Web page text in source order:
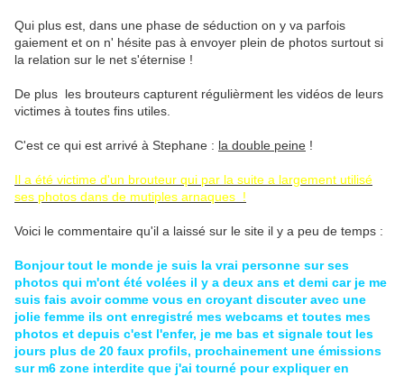
Qui plus est, dans une phase de séduction on y va parfois
gaiement et on n' hésite pas à envoyer plein de photos surtout si
la relation sur le net s'éternise !
De plus les brouteurs capturent régulièrment les vidéos de leurs
victimes à toutes fins utiles.
C'est ce qui est arrivé à Stephane : la double peine !
Il a été victime d'un brouteur qui par la suite a largement utilisé
ses photos dans de mutiples arnaques !
Voici le commentaire qu'il a laissé sur le site il y a peu de temps :
Bonjour tout le monde je suis la vrai personne sur ses
photos qui m'ont été volées il y a deux ans et demi car je me
suis fais avoir comme vous en croyant discuter avec une
jolie femme ils ont enregistré mes webcams et toutes mes
photos et depuis c'est l'enfer, je me bas et signale tout les
jours plus de 20 faux profils, prochainement une émissions
sur m6 zone interdite que j'ai tourné pour expliquer en